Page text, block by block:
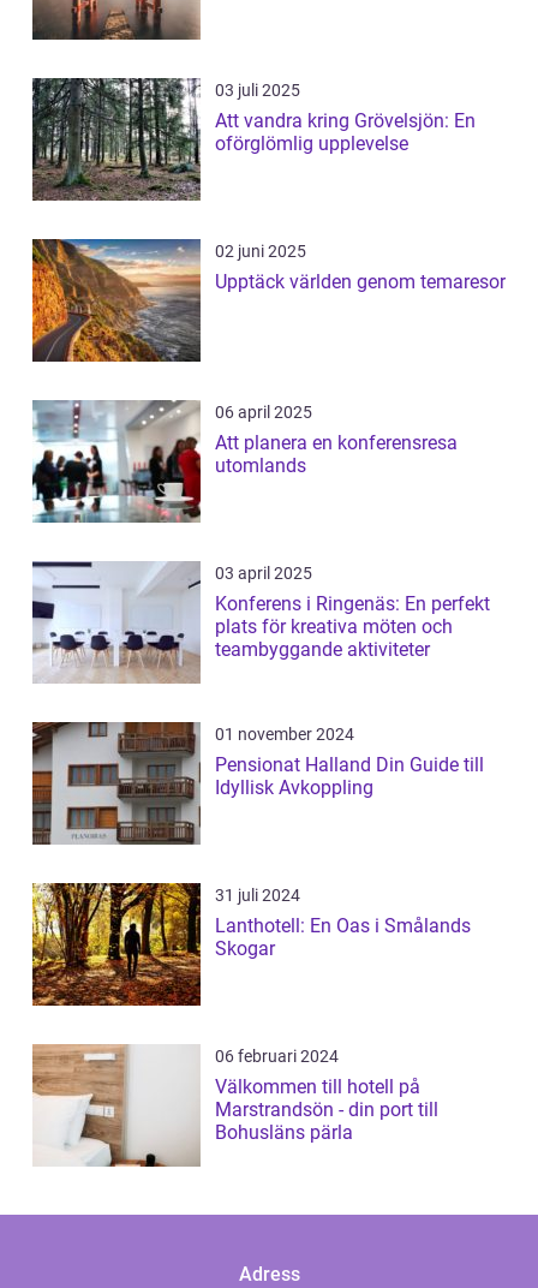
03 juli 2025
Att vandra kring Grövelsjön: En
oförglömlig upplevelse
02 juni 2025
Upptäck världen genom temaresor
06 april 2025
Att planera en konferensresa
utomlands
03 april 2025
Konferens i Ringenäs: En perfekt
plats för kreativa möten och
teambyggande aktiviteter
01 november 2024
Pensionat Halland Din Guide till
Idyllisk Avkoppling
31 juli 2024
Lanthotell: En Oas i Smålands
Skogar
06 februari 2024
Välkommen till hotell på
Marstrandsön - din port till
Bohusläns pärla
Adress